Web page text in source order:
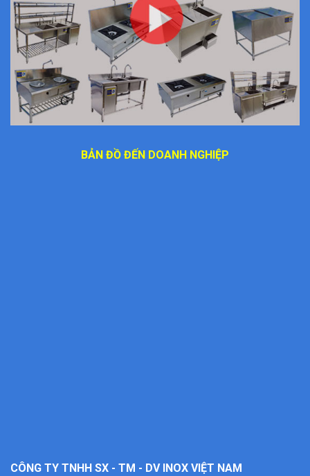
BẢN ĐỒ ĐẾN DOANH NGHIỆP
CÔNG TY TNHH SX - TM - DV INOX VIỆT NAM